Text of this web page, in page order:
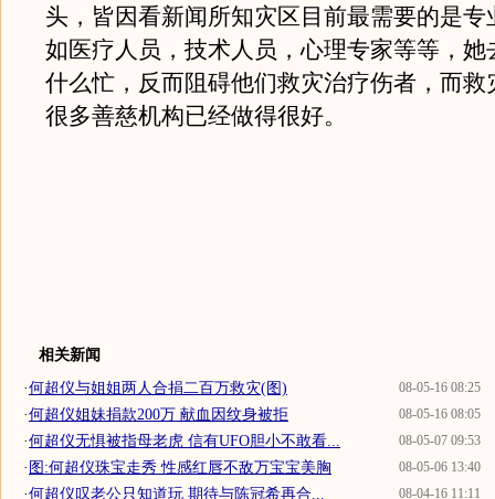
头，皆因看新闻所知灾区目前最需要的是专
如医疗人员，技术人员，心理专家等等，她
什么忙，反而阻碍他们救灾治疗伤者，而救
很多善慈机构已经做得很好。
相关新闻
08-05-16 08:25
·何超仪与姐姐两人合捐二百万救灾(图)
08-05-16 08:05
·何超仪姐妹捐款200万 献血因纹身被拒
08-05-07 09:53
·何超仪无惧被指母老虎 信有UFO胆小不敢看...
08-05-06 13:40
·图:何超仪珠宝走秀 性感红唇不敌万宝宝美胸
08-04-16 11:11
·何超仪叹老公只知道玩 期待与陈冠希再合...